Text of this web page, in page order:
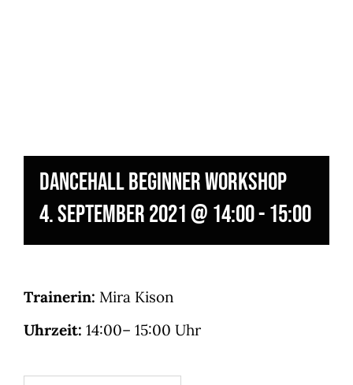
Dancehall Beginner Workshop
4. September 2021 @ 14:00-15:00
Trainerin: Mira Kison
Uhrzeit: 14:00– 15:00 Uhr